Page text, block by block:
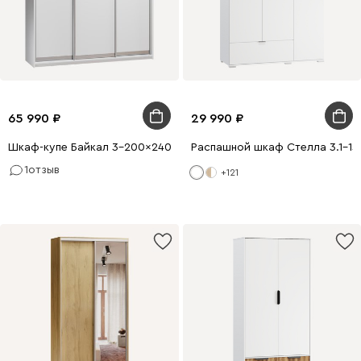
65 990
Шкаф-купе Байкал 3-200x240 Белый
1отзыв
29 990
Распашной шкаф Стелла 3.1-
+121